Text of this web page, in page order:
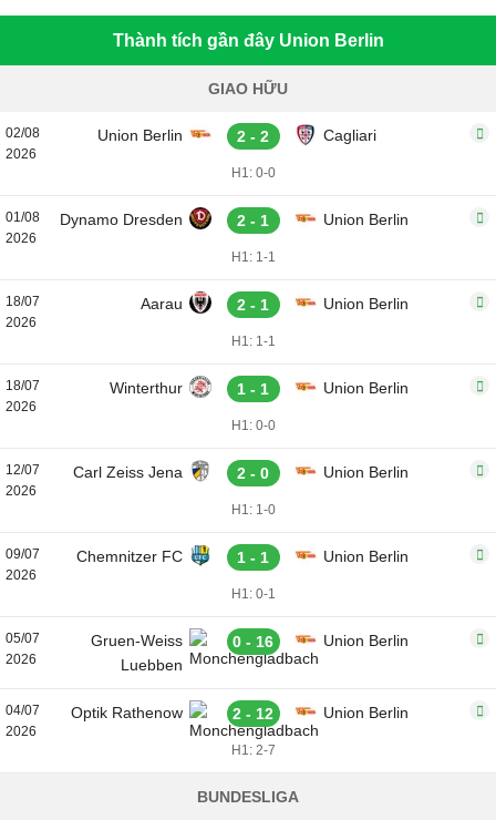
Thành tích gần đây Union Berlin
GIAO HỮU
02/08
2026
Union Berlin 2 - 2 Cagliari
H1: 0-0
01/08
2026
Dynamo Dresden 2 - 1 Union Berlin
H1: 1-1
18/07
2026
Aarau 2 - 1 Union Berlin
H1: 1-1
18/07
2026
Winterthur 1 - 1 Union Berlin
H1: 0-0
12/07
2026
Carl Zeiss Jena 2 - 0 Union Berlin
H1: 1-0
09/07
2026
Chemnitzer FC 1 - 1 Union Berlin
H1: 0-1
05/07
2026
Gruen-Weiss
Luebben
0 - 16 Union Berlin
04/07
2026
Optik Rathenow 2 - 12 Union Berlin
H1: 2-7
BUNDESLIGA